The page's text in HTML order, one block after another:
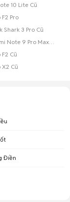
10 Lite Cũ
Pro
Shark 3 Pro Cũ
Cũ
X2 Cũ
Điền